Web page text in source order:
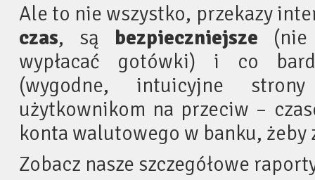
Ale to nie wszystko, przekazy
czas, są bezpieczniejsze (nie
wypłacać gotówki) i co
(wygodne, intuicyjne
użytkownikom na przeciw –
konta walutowego w banku, żeby
Zobacz nasze szczegółowe